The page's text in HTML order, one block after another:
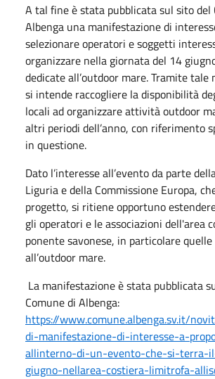
A tal fine è stata pubblicata sul sito del
Albenga una manifestazione di
selezionare operatori e soggetti
organizzare nella giornata del 14
dedicate all’outdoor mare. Tramite tale
si intende raccogliere la disponibilità
locali ad organizzare attività outdoor
altri periodi dell’anno, con riferimento
in questione.
Dato l’interesse all’evento da parte
Liguria e della Commissione Europa,
progetto, si ritiene opportuno
gli operatori e le associazioni dell'area
ponente savonese, in particolare
all’outdoor mare.
La manifestazione è stata pubblicata
Comune di Albenga:
https://www.comune.albenga.sv.it/
di-manifestazione-di-interesse-a-
allinterno-di-un-evento-che-si-terra-
giugno-nellarea-costiera-limitrofa-